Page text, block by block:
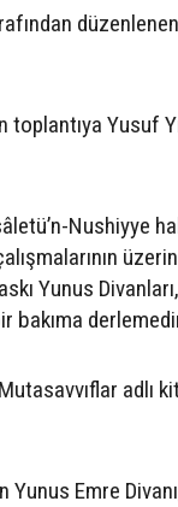
Yusuf
Nushiyye
Yunus
bakıma
adlı
Yunus Emre